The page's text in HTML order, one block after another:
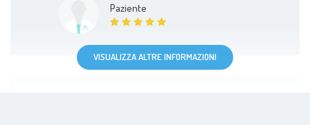
Paziente
VISUALIZZA ALTRE INFORMAZIONI